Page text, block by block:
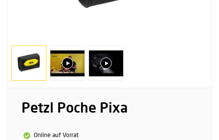
Petzl Poche Pixa
Online auf Vorrat